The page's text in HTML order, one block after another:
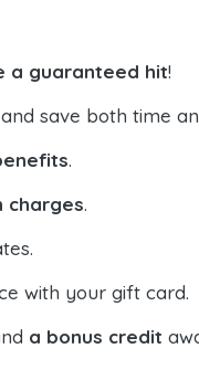
a guaranteed hit!
and save both time
.
charges.
with your gift card.
a bonus credit